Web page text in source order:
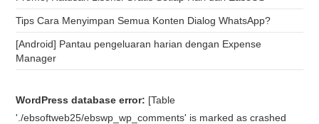
Tips Cara Menyimpan Semua Konten Dialog WhatsApp?
[Android] Pantau pengeluaran harian dengan Expense
Manager
WordPress database error: [Table
'./ebsoftweb25/ebswp_wp_comments' is marked as crashed